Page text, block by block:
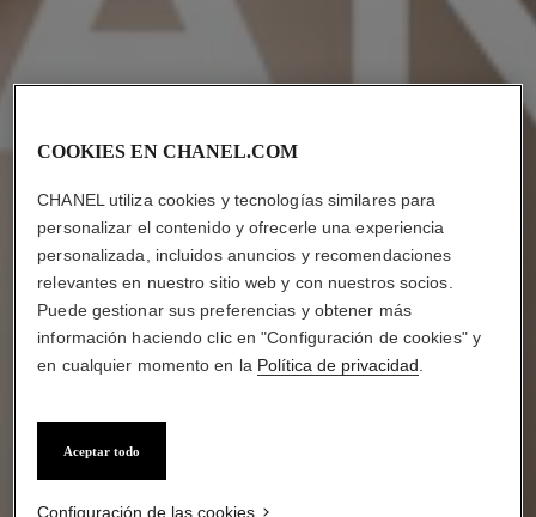
COOKIES EN CHANEL.COM
CHANEL utiliza cookies y tecnologías similares para
personalizar el contenido y ofrecerle una experiencia
personalizada, incluidos anuncios y recomendaciones
relevantes en nuestro sitio web y con nuestros socios.
Puede gestionar sus preferencias y obtener más
información haciendo clic en "Configuración de cookies" y
en cualquier momento en la Política de privacidad
Aceptar todo
Configuración de las cookies